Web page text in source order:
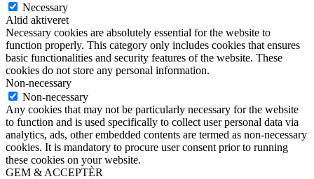
Necessary
Altid aktiveret
Necessary cookies are absolutely essential for the website to
function properly. This category only includes cookies that ensures
basic functionalities and security features of the website. These
cookies do not store any personal information.
Non-necessary
Non-necessary
Any cookies that may not be particularly necessary for the website
to function and is used specifically to collect user personal data via
analytics, ads, other embedded contents are termed as non-necessary
cookies. It is mandatory to procure user consent prior to running
these cookies on your website.
GEM & ACCEPTÈR